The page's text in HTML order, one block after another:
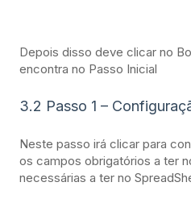
Depois disso deve clicar no
encontra no Passo Inicial
3.2 Passo 1 –
Neste passo irá clicar para
os campos obrigatórios a ter
necessárias a ter no